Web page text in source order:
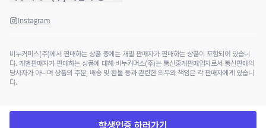
학생인증 하러가기
Instagram
비누커머스(주)에서 판매하는 상품 중에는 개별 판매자가 판매하는 상품이 포함되어 있습니
다. 개별판매자가 판매하는 상품에 대해 비누커머스(주)는 통신중개판매업자로서 통신판매의
당사자가 아니며 상품의 주문, 배송 및 환불 등과 관련한 의무와 책임은 각 판매자에게 있습니
다.